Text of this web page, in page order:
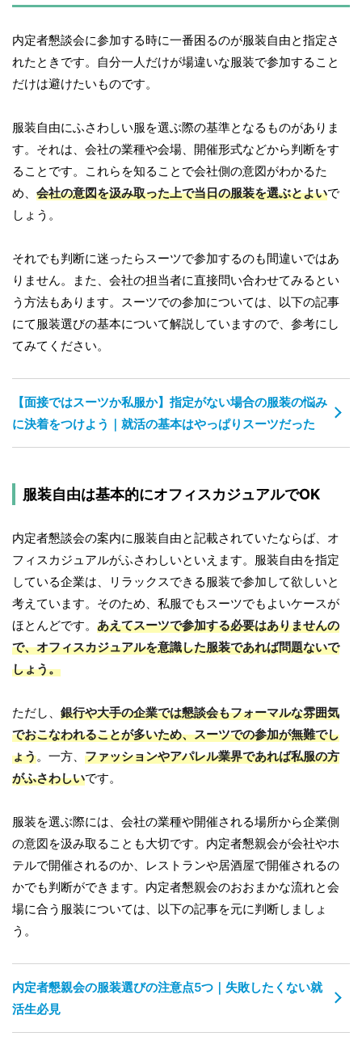
内定者懇談会に参加する時に一番困るのが服装自由と指定さ
れたときです。自分一人だけが場違いな服装で参加すること
だけは避けたいものです。
服装自由にふさわしい服を選ぶ際の基準となるものがありま
す。それは、会社の業種や会場、開催形式などから判断をす
ることです。これらを知ることで会社側の意図がわかるた
め、 会社の意図を汲み取った上で当日の服装を選ぶとよいで
しょう。
それでも判断に迷ったらスーツで参加するのも間違いではあ
りません。また、会社の担当者に直接問い合わせてみるとい
う方法もあります。スーツでの参加については、以下の記事
にて服装選びの基本について解説していますので、参考にし
てみてください。
【面接ではスーツか私服か】指定がない場合の服装の悩み
に決着をつけよう｜就活の基本はやっぱりスーツだった
服装自由は基本的にオフィスカジュアルでOK
内定者懇談会の案内に服装自由と記載されていたならば、オ
フィスカジュアルがふさわしいといえます。服装自由を指定
している企業は、リラックスできる服装で参加して欲しいと
考えています。そのため、私服でもスーツでもよいケースが
ほとんどです。 あえてスーツで参加する必要はありませんの
で、オフィスカジュアルを意識した服装であれば問題ないで
しょう。
ただし、 銀行や大手の企業では懇談会もフォーマルな雰囲気
でおこなわれることが多いため、スーツでの参加が無難でし
ょう。一方、 ファッションやアパレル業界であれば私服の方
がふさわしいです。
服装を選ぶ際には、会社の業種や開催される場所から企業側
の意図を汲み取ることも大切です。内定者懇親会が会社やホ
テルで開催されるのか、レストランや居酒屋で開催されるの
かでも判断ができます。内定者懇親会のおおまかな流れと会
場に合う服装については、以下の記事を元に判断しましょ
う。
内定者懇親会の服装選びの注意点5つ｜失敗したくない就
活生必見